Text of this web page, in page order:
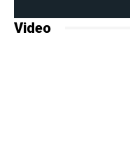
Video